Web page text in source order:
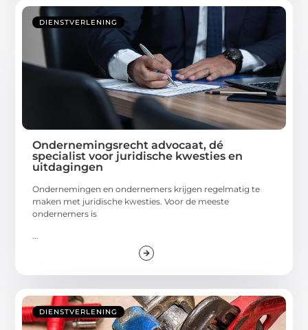
DIENSTVERLENING
Ondernemingsrecht advocaat, dé
specialist voor juridische kwesties en
uitdagingen
Ondernemingen en ondernemers krijgen regelmatig te
maken met juridische kwesties. Voor de meeste
ondernemers is
...
DIENSTVERLENING